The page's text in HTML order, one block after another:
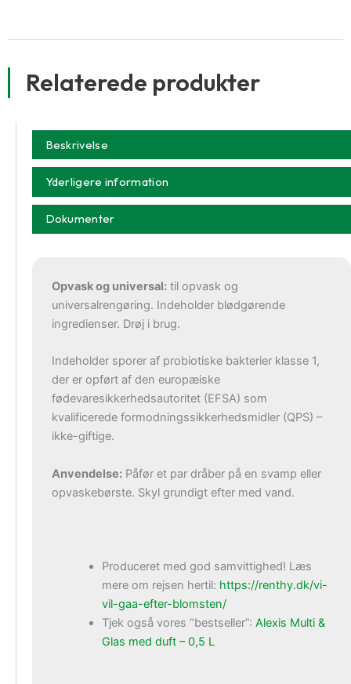
Relaterede produkter
Beskrivelse
Yderligere information
Dokumenter
Opvask og universal: til opvask og
universalrengøring. Indeholder blødgørende
ingredienser. Drøj i brug.
Indeholder sporer af probiotiske bakterier klasse 1,
der er opført af den europæiske
fødevaresikkerhedsautoritet (EFSA) som
kvalificerede formodningssikkerhedsmidler (QPS) –
ikke-giftige.
Anvendelse: Påfør et par dråber på en svamp eller
opvaskebørste. Skyl grundigt efter med vand.
Produceret med god samvittighed! Læs
mere om rejsen hertil: https://renthy.dk/vi-
vil-gaa-efter-blomsten/
Tjek også vores “bestseller”: Alexis Multi &
Glas med duft – 0,5 L